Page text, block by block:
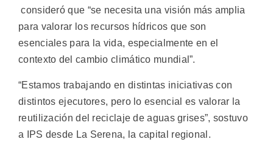
consideró que “se necesita una visión más amplia
para valorar los recursos hídricos que son
esenciales para la vida, especialmente en el
contexto del cambio climático mundial”.
“Estamos trabajando en distintas iniciativas con
distintos ejecutores, pero lo esencial es valorar la
reutilización del reciclaje de aguas grises”, sostuvo
a IPS desde La Serena, la capital regional.